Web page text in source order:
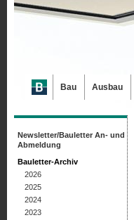
Newsletter/Bauletter An- und
Abmeldung
Bauletter-Archiv
2026
2025
2024
2023
Bau Ausbau